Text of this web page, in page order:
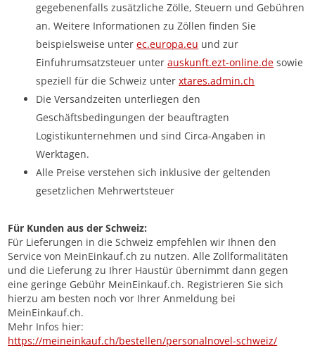
gegebenenfalls zusätzliche Zölle, Steuern und Gebühren
an. Weitere Informationen zu Zöllen finden Sie
beispielsweise unterec.europa.eu und zur
Einfuhrumsatzsteuer unterauskunft.ezt-online.de sowie
speziell für die Schweiz unterxtares.admin.ch
Die Versandzeiten unterliegen den
Geschäftsbedingungen der beauftragten
Logistikunternehmen und sind Circa-Angaben in
Werktagen.
Alle Preise verstehen sich inklusive der geltenden
gesetzlichen Mehrwertsteuer
Für Kunden aus der Schweiz:
Für Lieferungen in die Schweiz empfehlen wir Ihnen den
Service von MeinEinkauf.ch zu nutzen. Alle Zollformalitäten
und die Lieferung zu Ihrer Haustür übernimmt dann gegen
eine geringe Gebühr MeinEinkauf.ch. Registrieren Sie sich
hierzu am besten noch vor Ihrer Anmeldung bei
MeinEinkauf.ch.
Mehr Infos hier:
https://meineinkauf.ch/bestellen/personalnovel-schweiz/